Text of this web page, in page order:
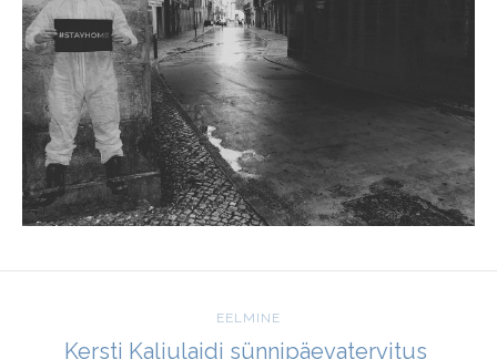
EELMINE
Kersti Kaljulaidi sünnipäevatervitus